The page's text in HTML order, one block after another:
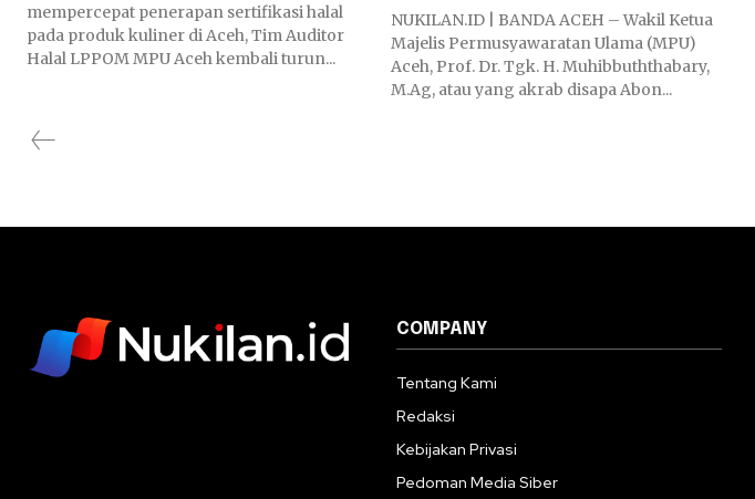
mempercepat penerapan sertifikasi halal
pada produk kuliner di Aceh, Tim Auditor
Halal LPPOM MPU Aceh kembali turun...
NUKILAN.ID | BANDA ACEH – Wakil Ketua
Majelis Permusyawaratan Ulama (MPU)
Aceh, Prof. Dr. Tgk. H. Muhibbuththabary,
M.Ag, atau yang akrab disapa Abon...
COMPANY
Tentang Kami
Redaksi
Kebijakan Privasi
Pedoman Media Siber